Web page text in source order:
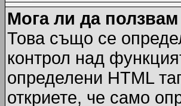
Мога ли да ползвам
Това също се
контрол над
определени HTML
откриете, че само